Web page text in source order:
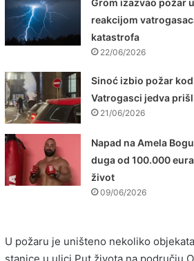
reakcijom
katastrofa
22/06/2026
Sinoć izbio požar
Vatrogasci jedva
21/06/2026
Napad na Amela
duga od 100.000
život
09/06/2026
U požaru je uništeno nekoliko